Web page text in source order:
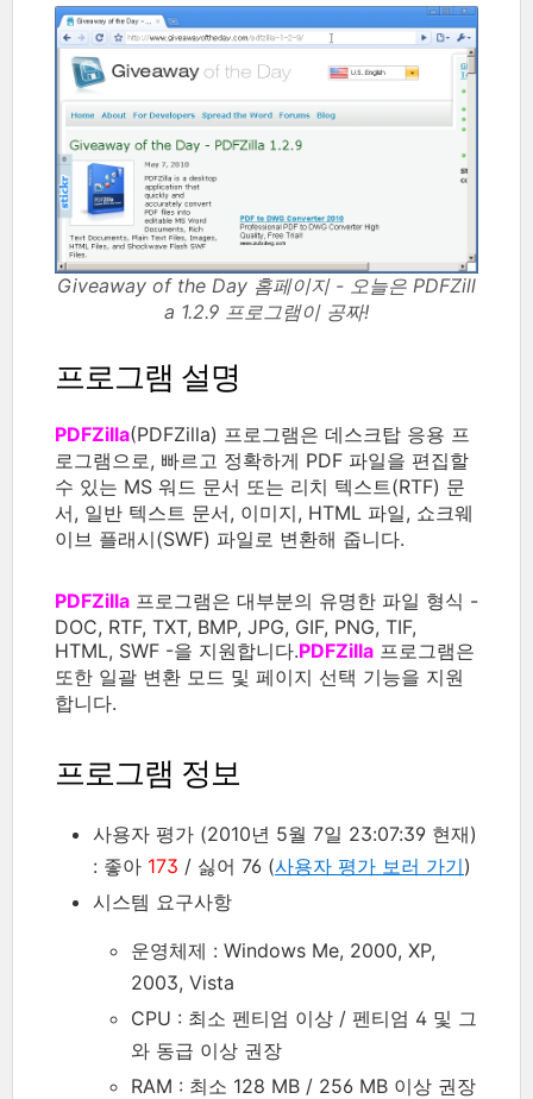
Giveaway of the Day 홈페이지 - 오늘은 PDFZill
a 1.2.9 프로그램이 공짜!
프로그램 설명
PDFZilla(PDFZilla) 프로그램은 데스크탑 응용 프
로그램으로, 빠르고 정확하게 PDF 파일을 편집할
수 있는 MS 워드 문서 또는 리치 텍스트(RTF) 문
서, 일반 텍스트 문서, 이미지, HTML 파일, 쇼크웨
이브 플래시(SWF) 파일로 변환해 줍니다.
PDFZilla 프로그램은 대부분의 유명한 파일 형식 -
DOC, RTF, TXT, BMP, JPG, GIF, PNG, TIF,
HTML, SWF -을 지원합니다.PDFZilla 프로그램은
또한 일괄 변환 모드 및 페이지 선택 기능을 지원
합니다.
프로그램 정보
사용자 평가 (2010년 5월 7일 23:07:39 현재)
: 좋아 173 / 싫어 76 (사용자 평가 보러 가기)
시스템 요구사항
운영체제 : Windows Me, 2000, XP,
2003, Vista
CPU : 최소 펜티엄 이상 / 펜티엄 4 및 그
와 동급 이상 권장
RAM : 최소 128 MB / 256 MB 이상 권장